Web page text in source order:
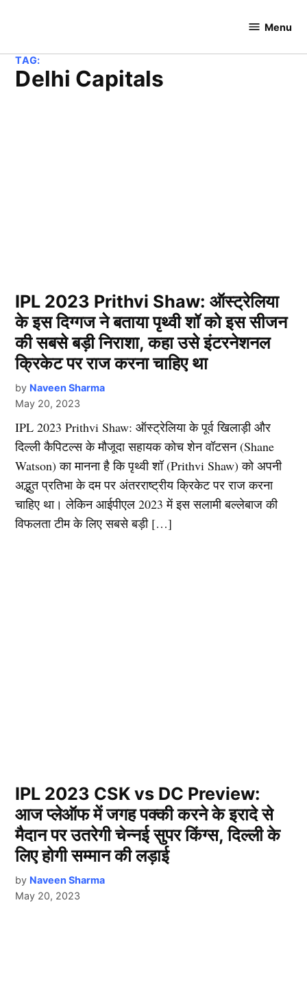
Hundred
Menu
TAG:
Delhi Capitals
IPL 2023 Prithvi Shaw: ऑस्ट्रेलिया
के इस दिग्गज ने बताया पृथ्वी शॉ को इस सीजन
की सबसे बड़ी निराशा, कहा उसे इंटरनेशनल
क्रिकेट पर राज करना चाहिए था
by Naveen Sharma
May 20, 2023
IPL 2023 Prithvi Shaw: ऑस्ट्रेलिया के पूर्व खिलाड़ी और
दिल्ली कैपिटल्स के मौजूदा सहायक कोच शेन वॉटसन (Shane
Watson) का मानना है कि पृथ्वी शॉ (Prithvi Shaw) को अपनी
अद्भुत प्रतिभा के दम पर अंतरराष्ट्रीय क्रिकेट पर राज करना
चाहिए था। लेकिन आईपीएल 2023 में इस सलामी बल्लेबाज की
विफलता टीम के लिए सबसे बड़ी […]
IPL 2023 CSK vs DC Preview:
आज प्लेऑफ में जगह पक्की करने के इरादे से
मैदान पर उतरेगी चेन्नई सुपर किंग्स, दिल्ली के
लिए होगी सम्मान की लड़ाई
by Naveen Sharma
May 20, 2023